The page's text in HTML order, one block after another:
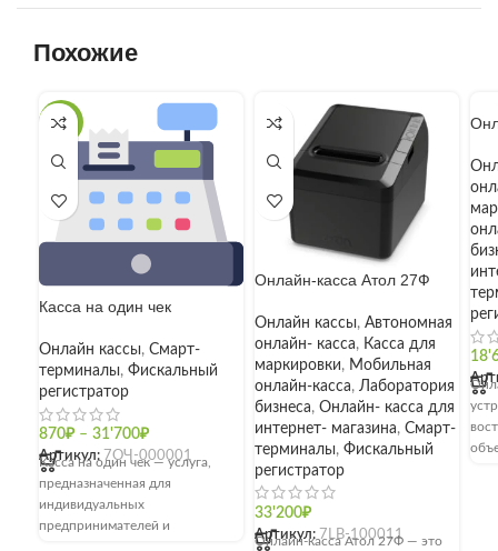
Похожие
-10%
Касса на один чек
Онлайн кассы, Смарт-
терминалы, Фискальный
регистратор
870₽ – 31'700₽
Артикул: 7ОЧ-000001
Касса на один чек — услуга,
предназначенная для
индивидуальных
предпринимателей и
Онлайн-касса Атол 27Ф
Онлайн кассы, Автономная
онлайн- касса, Касса для
маркировки, Мобильная
онлайн-касса, Лаборатория
бизнеса, Онлайн- касса для
интернет- магазина, Смарт-
терминалы, Фискальный
регистратор
33'200₽
Артикул: 7LB-100011
Онлайн-касса Атол 27Ф — это